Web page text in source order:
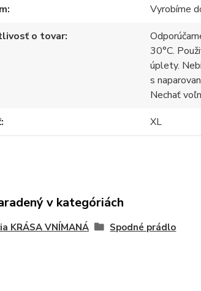
Vyrobíme
o tovar
30°C.
úplety.
s
Nechať
XL
v kategóriách
KRÁSA VNÍMANÁ
Spodné prádlo